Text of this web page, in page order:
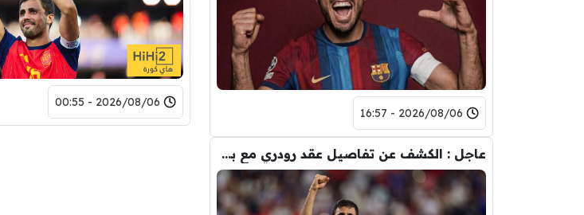
2026/08/06 - 16:57
2026/08/06 - 00:55
عاجل : الكشف عن تفاصيل عقد رودري مع برشلونة.. قيمة الصفقة والراتب